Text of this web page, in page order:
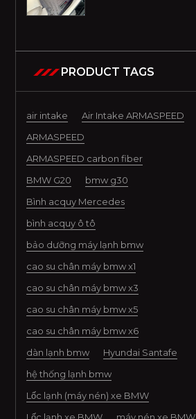
PRODUCT TAGS
air intake
Air Intake ARMASPEED
ARMASPEED
ARMASPEED carbon fiber
BMW G20
bmw g30
Bình acquy Mercedes
bình acquy ô tô
bảo dưỡng máy lạnh bmw
cao su chân máy bmw x1
cao su chân máy bmw x3
cao su chân máy bmw x5
cao su chân máy bmw x6
dàn lạnh bmw
Hyundai Santafe
hệ thống lạnh bmw
Lốc lạnh (máy nén) xe BMW